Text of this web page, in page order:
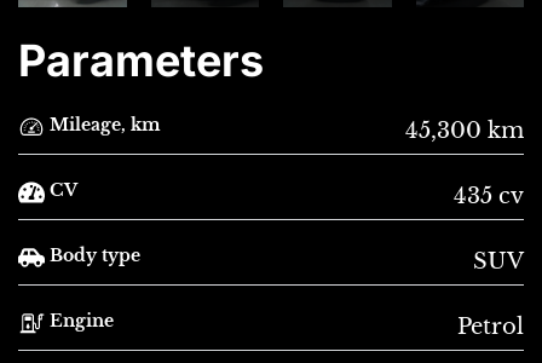
Parameters
Mileage, km 45,300 km
CV 435 cv
Body type SUV
Engine Petrol